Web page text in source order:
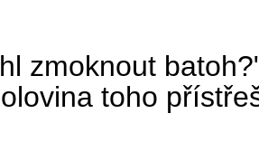
zmoknout
toho